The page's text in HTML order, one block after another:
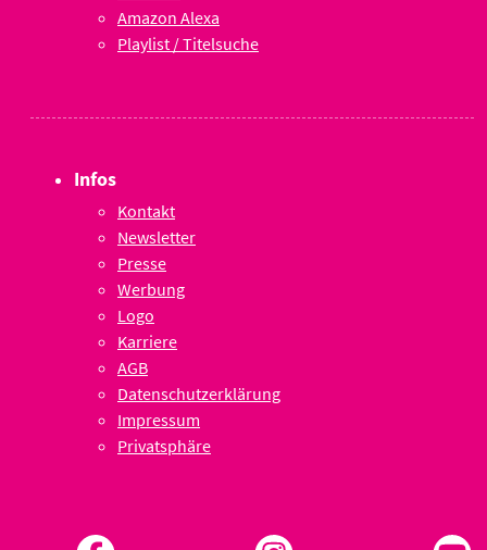
Amazon Alexa
Playlist / Titelsuche
Infos
Kontakt
Newsletter
Presse
Werbung
Logo
Karriere
AGB
Datenschutzerklärung
Impressum
Privatsphäre